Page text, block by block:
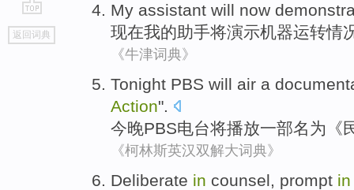
go
top
返回词典
My assistant will now
现在我的助手将演示机器运转情
《牛津词典》
Tonight PBS will air a
Action".
今晚PBS电台将播放一部名为
《柯林斯英汉双解大词典》
Deliberate in counsel, prompt